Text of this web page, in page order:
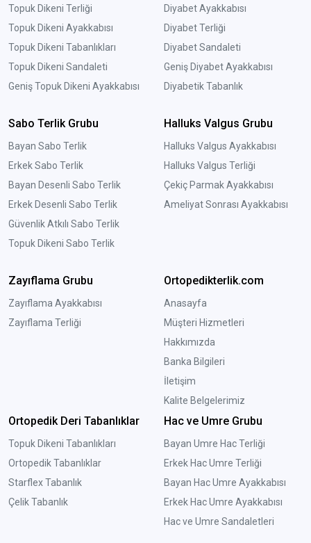
Topuk Dikeni Terliği
Topuk Dikeni Ayakkabısı
Topuk Dikeni Tabanlıkları
Topuk Dikeni Sandaleti
Geniş Topuk Dikeni Ayakkabısı
Diyabet Ayakkabısı
Diyabet Terliği
Diyabet Sandaleti
Geniş Diyabet Ayakkabısı
Diyabetik Tabanlık
Sabo Terlik Grubu
Bayan Sabo Terlik
Erkek Sabo Terlik
Bayan Desenli Sabo Terlik
Erkek Desenli Sabo Terlik
Güvenlik Atkılı Sabo Terlik
Topuk Dikeni Sabo Terlik
Halluks Valgus Grubu
Halluks Valgus Ayakkabısı
Halluks Valgus Terliği
Çekiç Parmak Ayakkabısı
Ameliyat Sonrası Ayakkabısı
Zayıflama Grubu
Zayıflama Ayakkabısı
Zayıflama Terliği
Ortopedikterlik.com
Anasayfa
Müşteri Hizmetleri
Hakkımızda
Banka Bilgileri
İletişim
Kalite Belgelerimiz
Ortopedik Deri Tabanlıklar
Topuk Dikeni Tabanlıkları
Ortopedik Tabanlıklar
Starflex Tabanlık
Çelik Tabanlık
Hac ve Umre Grubu
Bayan Umre Hac Terliği
Erkek Hac Umre Terliği
Bayan Hac Umre Ayakkabısı
Erkek Hac Umre Ayakkabısı
Hac ve Umre Sandaletleri